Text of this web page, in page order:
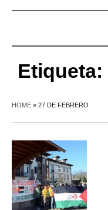
Etiqueta:
HOME » 27 DE FEBRERO